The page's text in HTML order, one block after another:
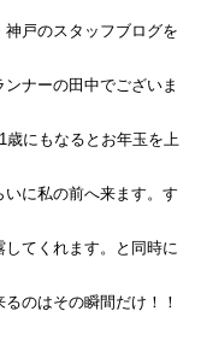
戸のスタッフブログを
ナーの田中でございま
歳にもなるとお年玉を上
に私の前へ来ます。す
してくれます。と同時に
のはその瞬間だけ！！